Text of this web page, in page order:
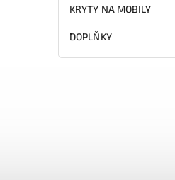
KRYTY NA MOBILY
DOPLŇKY